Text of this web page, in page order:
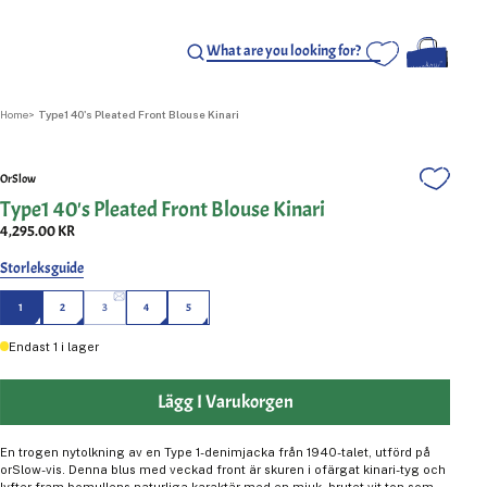
Home Type1 40's Pleated Front Blouse Kinari
OrSlow
Type1 40's Pleated Front Blouse Kinari
4,295.00 KR
Storleksguide
1 2 3 4 5
Endast1 i lager
Lägg I Varukorgen
En trogen nytolkning av en Type 1-denimjacka från 1940-talet, utförd på
orSlow-vis. Denna blus med veckad front är skuren i ofärgat kinari-tyg och